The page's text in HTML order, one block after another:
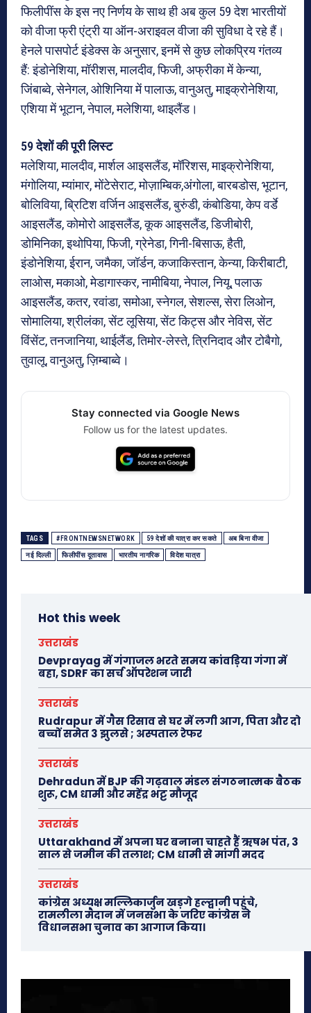
फिलीपींस के इस नए निर्णय के साथ ही अब कुल 59 देश भारतीयों
को वीजा फ्री एंट्री या ऑन-अराइवल वीजा की सुविधा दे रहे हैं।
हेनले पासपोर्ट इंडेक्स के अनुसार, इनमें से कुछ लोकप्रिय गंतव्य
हैं: इंडोनेशिया, मॉरीशस, मालदीव, फिजी, अफ्रीका में केन्या,
जिंबाब्वे, सेनेगल, ओशिनिया में पालाऊ, वानुअतु, माइक्रोनेशिया,
एशिया में भूटान, नेपाल, मलेशिया, थाइलैंड।
59 देशों की पूरी लिस्ट
मलेशिया, मालदीव, मार्शल आइसलैंड, मॉरिशस, माइक्रोनेशिया,
मंगोलिया, म्यांमार, मोंटेसेराट, मोज़ाम्बिक,अंगोला, बारबडोस, भूटान,
बोलिविया, ब्रिटिश वर्जिन आइसलैंड, बुरुंडी, कंबोडिया, केप वर्डे
आइसलैंड, कोमोरो आइसलैंड, कूक आइसलैंड, डिजीबोरी,
डोमिनिका, इथोपिया, फिजी, ग्रेनेडा, गिनी-बिसाऊ, हैती,
इंडोनेशिया, ईरान, जमैका, जॉर्डन, कजाकिस्तान, केन्या, किरीबाटी,
लाओस, मकाओ, मेडागास्कर, नामीबिया, नेपाल, नियू, पलाऊ
आइसलैंड, कतर, रवांडा, समोआ, स्नेगल, सेशल्स, सेरा लिओन,
सोमालिया, श्रीलंका, सेंट लूसिया, सेंट किट्स और नेविस, सेंट
विंसेंट, तनजानिया, थाईलैंड, तिमोर-लेस्ते, त्रिनिदाद और टोबैगो,
तुवालू, वानुअतु, ज़िम्बाब्वे।
Stay connected via Google News
Follow us for the latest updates.
TAGS #FRONTNEWSNETWORK 59 देशों की यात्रा कर सकते अब बिना वीजा
नई दिल्ली फिलीपींस दूतावास भारतीय नागरिक विदेश यात्रा
Hot this week
उत्तराखंड
Devprayag में गंगाजल भरते समय कांवड़िया गंगा में
बहा, SDRF का सर्च ऑपरेशन जारी
उत्तराखंड
Rudrapur में गैस रिसाव से घर में लगी आग, पिता और दो
बच्चों समेत 3 झुलसे ; अस्पताल रेफर
उत्तराखंड
Dehradun में BJP की गढ़वाल मंडल संगठनात्मक बैठक
शुरू, CM धामी और महेंद्र भट्ट मौजूद
उत्तराखंड
Uttarakhand में अपना घर बनाना चाहते हैं ऋषभ पंत, 3
साल से जमीन की तलाश; CM धामी से मांगी मदद
उत्तराखंड
कांग्रेस अध्यक्ष मल्लिकार्जुन खड़गे हल्द्वानी पहुंचे,
रामलीला मैदान में जनसभा के जरिए कांग्रेस ने
विधानसभा चुनाव का आगाज किया।